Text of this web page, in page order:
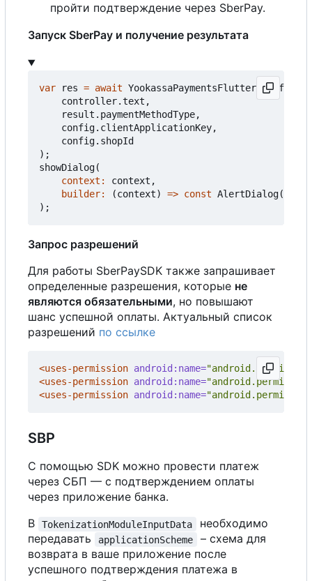
пройти подтверждение через SberPay.
Запуск SberPay и получение результата
var res = await YookassaPaymentsFlutter
controller.text ,
result . paymentMethodType,
config. clientApplicationKey,
config. shopId
);
showDialog(
context:
context ,
builder:
(context) => const AlertDialog(
);
Запрос разрешений
Для работы SberPaySDK также запрашивает
определенные разрешения, которые не
являются обязательными, но повышают
шанс успешной оплаты. Актуальный список
разрешений по ссылке
<uses-permission android:name=
<uses-permission android:name=
<uses-permission android:name=
SBP
С помощью SDK можно провести платеж
через СБП — с подтверждением оплаты
через приложение банка.
В
TokenizationModuleInputData
необходимо
передавать
applicationScheme
– схема для
возврата в ваше приложение после
успешного подтверждения платежа в